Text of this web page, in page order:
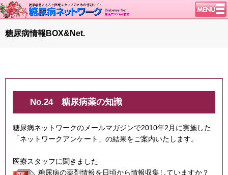
トップページ
談話室BBS
特集・連載
特集・連載 一覧へ
インスリンポンプ
糖尿病情報BOX&Net.
No.24 糖尿病薬の知識
糖尿病ネットワークのメールマガジンで2010年2月に実施した
「ネットワークアンケート」の結果をご案内いたします。
医療スタッフに聞きました
糖尿病の薬剤情報を日頃から情報収集していますか？